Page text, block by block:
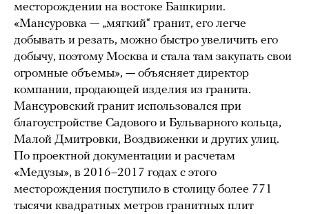
месторождении на востоке Башкирии.
«Мансуровка — „мягкий“ гранит, его легче
добывать и резать, можно быстро увеличить его
добычу, поэтому Москва и стала там закупать свои
огромные объемы», — объясняет директор
компании, продающей изделия из гранита.
Мансуровский гранит использовался при
благоустройстве Садового и Бульварного кольца,
Малой Дмитровки, Воздвиженки и других улиц.
По проектной документации и расчетам
«Медузы», в 2016–2017 годах с этого
месторождения поступило в столицу более 771
тысячи квадратных метров гранитных плит